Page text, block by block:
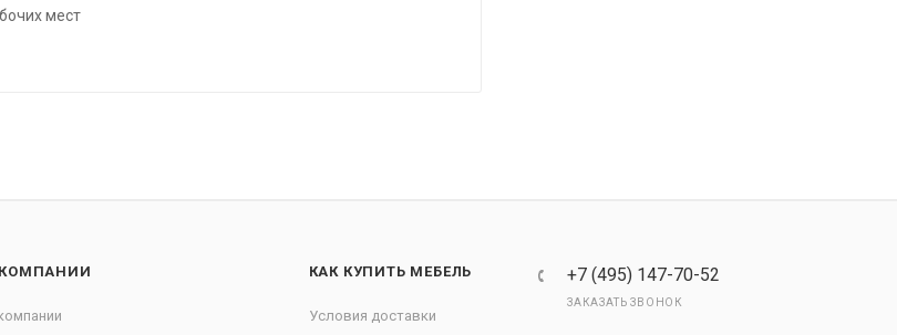
мест
КАК КУПИТЬ МЕБЕЛЬ
Условия доставки
+7 (495) 147-70-52
ЗАКАЗАТЬ ЗВОНОК